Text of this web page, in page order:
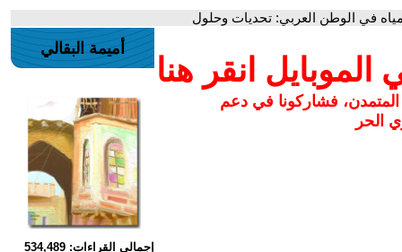
في الوطن العربي: تحديات وحلول
انقر هنا
المتمدن، فشاركونا في دعم
الحر
أميمة البقالي
إجمالي القراءات: 534,489